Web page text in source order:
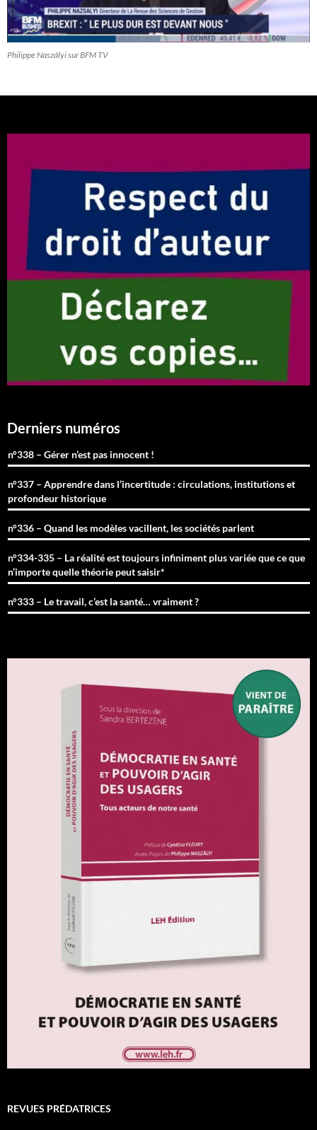
Philippe Naszályi sur BFM TV
Derniers numéros
n°338 – Gérer n’est pas innocent !
n°337 – Apprendre dans l’incertitude : circulations, institutions et
profondeur historique
n°336 – Quand les modèles vacillent, les sociétés parlent
n°334-335 – La réalité est toujours infiniment plus variée que ce que
n’importe quelle théorie peut saisir*
n°333 – Le travail, c’est la santé… vraiment ?
REVUES PRÉDATRICES